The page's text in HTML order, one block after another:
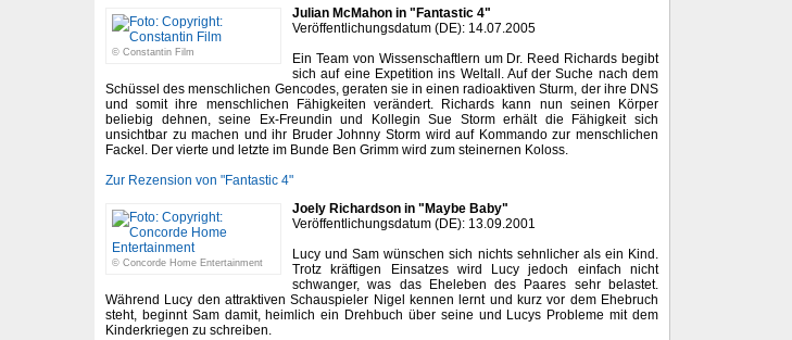
© Constantin Film
Julian McMahon in "Fantastic 4"
Veröffentlichungsdatum (DE): 14.07.2005
Ein Team von Wissenschaftlern um Dr. Reed Richards begibt
sich auf eine Expetition ins Weltall. Auf der Suche nach dem
Schüssel des menschlichen Gencodes, geraten sie in einen radioaktiven Sturm, der ihre DNS
und somit ihre menschlichen Fähigkeiten verändert. Richards kann nun seinen Körper
beliebig dehnen, seine Ex-Freundin und Kollegin Sue Storm erhält die Fähigkeit sich
unsichtbar zu machen und ihr Bruder Johnny Storm wird auf Kommando zur menschlichen
Fackel. Der vierte und letzte im Bunde Ben Grimm wird zum steinernen Koloss.
Zur Rezension von "Fantastic 4"
© Concorde Home Entertainment
Joely Richardson in "Maybe Baby"
Veröffentlichungsdatum (DE): 13.09.2001
Lucy und Sam wünschen sich nichts sehnlicher als ein Kind.
Trotz kräftigen Einsatzes wird Lucy jedoch einfach nicht
schwanger, was das Eheleben des Paares sehr belastet.
Während Lucy den attraktiven Schauspieler Nigel kennen lernt und kurz vor dem Ehebruch
steht, beginnt Sam damit, heimlich ein Drehbuch über seine und Lucys Probleme mit dem
Kinderkriegen zu schreiben.